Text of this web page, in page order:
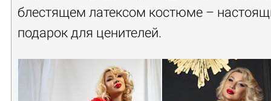
блестящем латексом костюме –
подарок для ценителей.